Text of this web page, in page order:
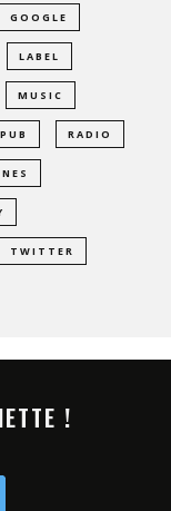
GOOGLE
LABEL
MUSIC
PUB RADIO
TWITTER
!